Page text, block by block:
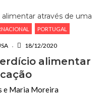
PORTUGAL
18/12/2020
alimentar
e Maria Moreira